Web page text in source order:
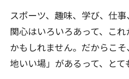
スポーツ、趣味、学び、仕
関心はいろいろあって、これ
かもしれません。だからこ
地いい場」があるって、とて